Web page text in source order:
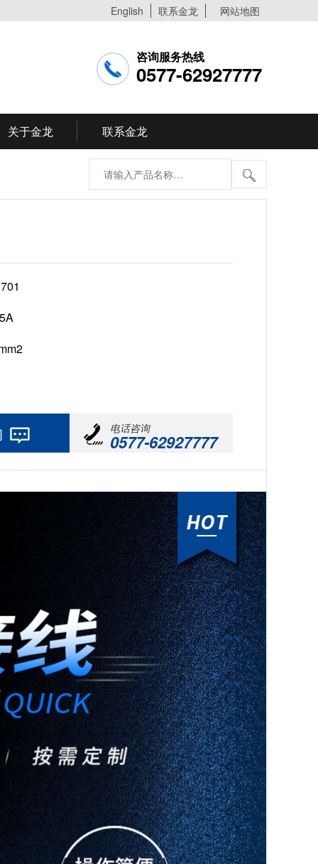
English 联系金龙 网站地图
咨询服务热线
0577-62927777
关于金龙 联系金龙
电话咨询
0577-62927777